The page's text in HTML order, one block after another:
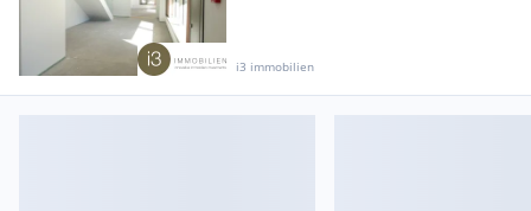
i3 immobilien